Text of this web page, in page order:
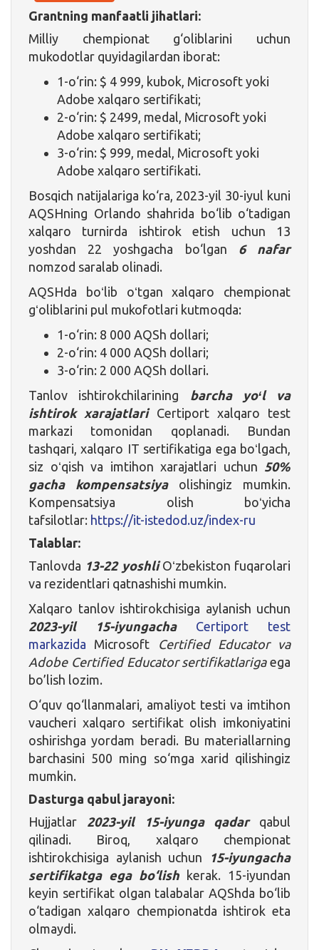
Grantning manfaatli jihatlari:
Milliy chempionat g‘oliblarini uchun
mukodotlar quyidagilardan iborat:
1-o‘rin: $ 4 999, kubok, Microsoft yoki
Adobe xalqaro sertifikati;
2-o‘rin: $ 2499, medal, Microsoft yoki
Adobe xalqaro sertifikati;
3-o‘rin: $ 999, medal, Microsoft yoki
Adobe xalqaro sertifikati.
Bosqich natijalariga ko‘ra, 2023-yil 30-iyul kuni
AQSHning Orlando shahrida bo‘lib o‘tadigan
xalqaro turnirda ishtirok etish uchun 13
yoshdan 22 yoshgacha bo‘lgan 6 nafar
nomzod saralab olinadi.
AQSHda boʻlib oʻtgan xalqaro chempionat
gʻoliblarini pul mukofotlari kutmoqda:
1-o‘rin: 8 000 AQSh dollari;
2-o‘rin: 4 000 AQSh dollari;
3-o‘rin: 2 000 AQSh dollari.
Tanlov ishtirokchilarining
barcha yoʻl va
ishtirok xarajatlari
Certiport xalqaro test
markazi tomonidan qoplanadi. Bundan
tashqari, xalqaro IT sertifikatiga ega boʻlgach,
siz oʻqish va imtihon xarajatlari uchun 50%
gacha kompensatsiyaolishingiz mumkin.
Kompensatsiya olish boʻyicha
tafsilotlar: https://it-istedod.uz/index-ru
Talablar:
Tanlovda 13-22 yoshli Oʻzbekiston fuqarolari
va rezidentlari qatnashishi mumkin.
Xalqaro tanlov ishtirokchisiga aylanish uchun
2023-yil 15-iyungacha
Certiport test
markazida Microsoft
Certified Educator va
Adobe Certified Educator sertifikatlarigaega
bo’lish lozim.
O‘quv qo‘llanmalari, amaliyot testi va imtihon
vaucheri xalqaro sertifikat olish imkoniyatini
oshirishga yordam beradi. Bu materiallarning
barchasini 500 ming so‘mga xarid qilishingiz
mumkin.
Dasturga qabul jarayoni:
Hujjatlar 2023-yil 15-iyunga qadar
qabul
qilinadi. Biroq, xalqaro chempionat
ishtirokchisiga aylanish uchun
15-iyungacha
sertifikatga ega bo‘lish kerak. 15-iyundan
keyin sertifikat olgan talabalar AQShda bo‘lib
o‘tadigan xalqaro chempionatda ishtirok eta
olmaydi.